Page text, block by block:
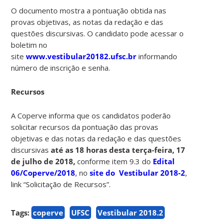
O documento mostra a pontuação obtida nas
provas objetivas, as notas da redação e das
questões discursivas. O candidato pode acessar o
boletim no
sitewww.vestibular20182.ufsc.br informando
número de inscrição e senha.
Recursos
A Coperve informa que os candidatos poderão
solicitar recursos da pontuação das provas
objetivas e das notas da redação e das questões
discursivasaté as 18 horas desta terça-feira, 17
de julho de 2018,conforme item 9.3 do Edital
06/Coperve/2018, nosite do Vestibular 2018-2,
link “Solicitação de Recursos”.
Tags: coperve UFSC Vestibular 2018.2